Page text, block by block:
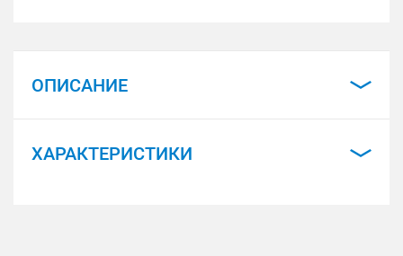
ОПИСАНИЕ
ХАРАКТЕРИСТИКИ